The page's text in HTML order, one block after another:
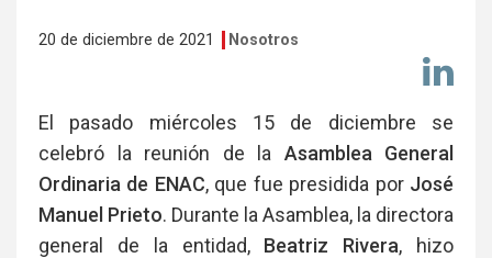
20 de diciembre de 2021 Nosotros
en
El pasado miércoles 15 de diciembre se
celebró la reunión de la Asamblea General
Ordinaria de ENAC, que fue presidida por José
Manuel Prieto. Durante la Asamblea, la directora
general de la entidad, Beatriz Rivera, hizo